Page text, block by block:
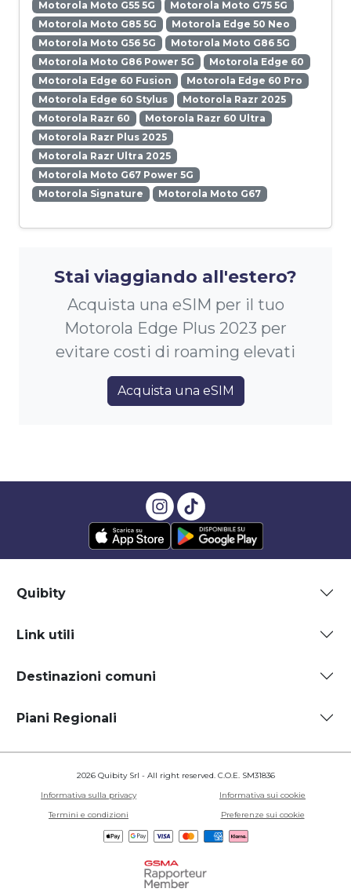
Motorola Moto G55 5G
Motorola Moto G75 5G
Motorola Moto G85 5G
Motorola Edge 50 Neo
Motorola Moto G56 5G
Motorola Moto G86 5G
Motorola Moto G86 Power 5G
Motorola Edge 60
Motorola Edge 60 Fusion
Motorola Edge 60 Pro
Motorola Edge 60 Stylus
Motorola Razr 2025
Motorola Razr 60
Motorola Razr 60 Ultra
Motorola Razr Plus 2025
Motorola Razr Ultra 2025
Motorola Moto G67 Power 5G
Motorola Signature
Motorola Moto G67
Stai viaggiando all'estero?
Acquista una eSIM per il tuo
Motorola Edge Plus 2023 per
evitare costi di roaming elevati
Acquista una eSIM
Quibity
Link utili
Destinazioni comuni
Piani Regionali
2026 Quibity Srl - All right reserved. C.O.E. SM31836
Informativa sulla privacy
Informativa sui cookie
Termini e condizioni
Preferenze sui cookie